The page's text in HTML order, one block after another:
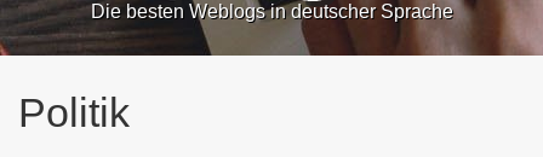
Die besten Weblogs in deutscher Sprache
Politik